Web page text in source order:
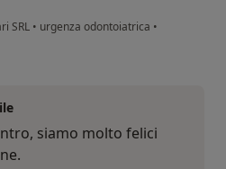
SRL • urgenza odontoiatrica •
siamo molto felici